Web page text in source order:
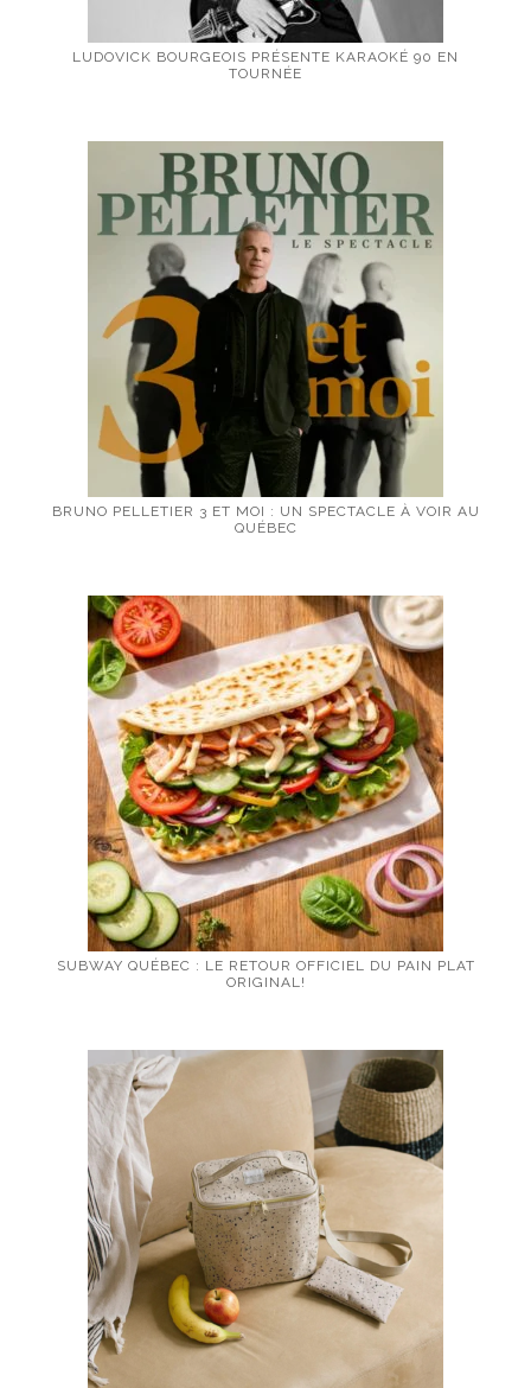
LUDOVICK BOURGEOIS PRÉSENTE KARAOKÉ 90 EN
TOURNÉE
BRUNO PELLETIER 3 ET MOI : UN SPECTACLE À VOIR AU
QUÉBEC
SUBWAY QUÉBEC : LE RETOUR OFFICIEL DU PAIN PLAT
ORIGINAL!